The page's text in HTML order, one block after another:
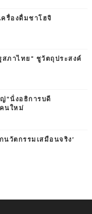
ครื่องดื่มชาโฮจิ
ภาไทย" ชูวัตถุประสงค์
”นั่งอธิการบดี
นใหม่
นวัตกรรมเสมือนจริง’